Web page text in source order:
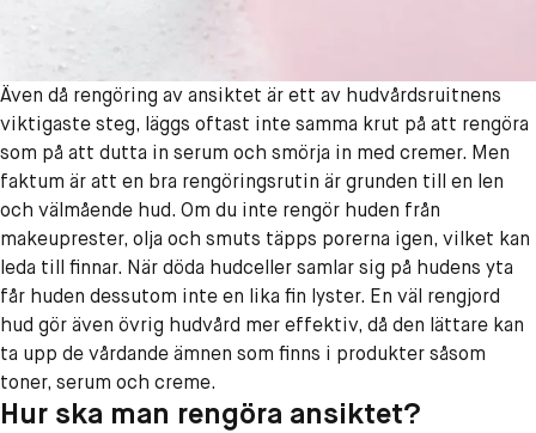
Även då rengöring av ansiktet är ett av hudvårdsruitnens
viktigaste steg, läggs oftast inte samma krut på att rengöra
som på att dutta in serum och smörja in med cremer. Men
faktum är att en bra rengöringsrutin är grunden till en len
och välmående hud. Om du inte rengör huden från
makeuprester, olja och smuts täpps porerna igen, vilket kan
leda till finnar. När döda hudceller samlar sig på hudens yta
får huden dessutom inte en lika fin lyster. En väl rengjord
hud gör även övrig hudvård mer effektiv, då den lättare kan
ta upp de vårdande ämnen som finns i produkter såsom
toner, serum och creme.
Hur ska man rengöra ansiktet?